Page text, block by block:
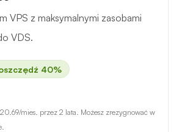
VPS z maksymalnymi zasobami
VDS.
40%
/mies. przez 2 lata. Możesz zrezygnować w